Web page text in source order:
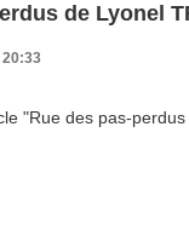
de Lyonel
20:33